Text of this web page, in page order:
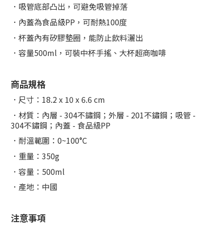
． 吸管底部凸出，可避免吸管掉落
． 內蓋為食品級PP，可耐熱100度
．杯蓋內有矽膠墊圈，能防止飲料灑出
．容量500ml，可裝中杯手搖、大杯超商咖啡
商品規格
．尺寸：18.2 x 10 x 6.6 cm
．材質：內層 - 304不鏽鋼；外層 - 201不鏽鋼；吸管 -
304不鏽鋼；內蓋 - 食品級PP
．耐溫範圍：0~100°C
．重量：350g
．容量：500ml
．產地：中國
注意事項